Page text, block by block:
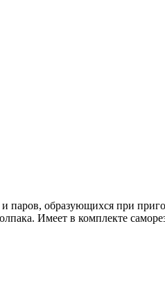
и паров, образующихся при
Имеет в комплекте